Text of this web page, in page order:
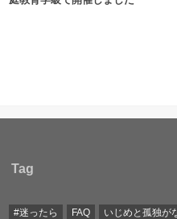
Tag
#迷ったら FAQ いじめと孤独が